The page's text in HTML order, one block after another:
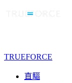
TRUEFORCE
直驅